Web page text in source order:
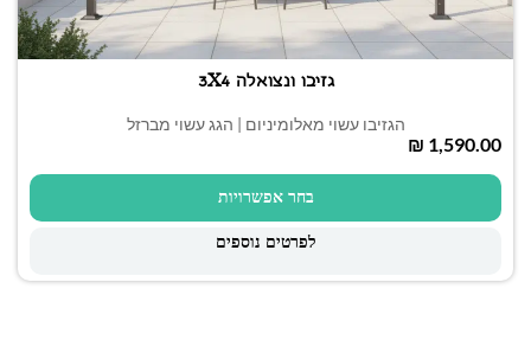
גזיבו ונצואלה 3X4
הגזיבו עשוי מאלומיניום | הגג עשוי מברזל
₪
בחר אפשרויות
לפרטים נוספים